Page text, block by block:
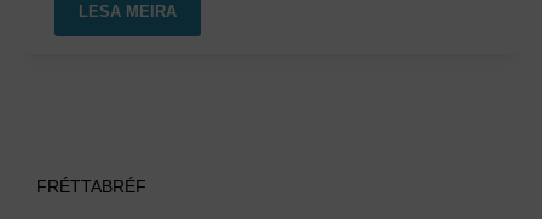
LESA MEIRA
FRÉTTABRÉF